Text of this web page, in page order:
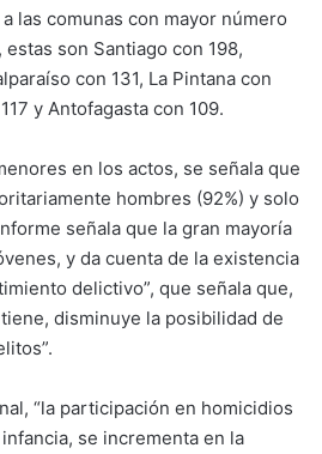
las comunas con mayor número
son Santiago con 198,
con 131, La Pintana con
y Antofagasta con 109.
en los actos, se señala que
hombres (92%) y solo
señala que la gran mayoría
y da cuenta de la existencia
delictivo”, que señala que,
disminuye la posibilidad de
“la participación en homicidios
se incrementa en la